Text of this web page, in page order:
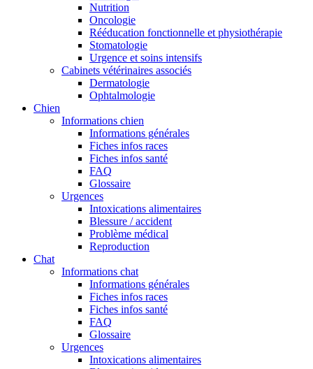
Nutrition
Oncologie
Rééducation fonctionnelle et physiothérapie
Stomatologie
Urgence et soins intensifs
Cabinets vétérinaires associés
Dermatologie
Ophtalmologie
Chien
Informations chien
Informations générales
Fiches infos races
Fiches infos santé
FAQ
Glossaire
Urgences
Intoxications alimentaires
Blessure / accident
Problème médical
Reproduction
Chat
Informations chat
Informations générales
Fiches infos races
Fiches infos santé
FAQ
Glossaire
Urgences
Intoxications alimentaires